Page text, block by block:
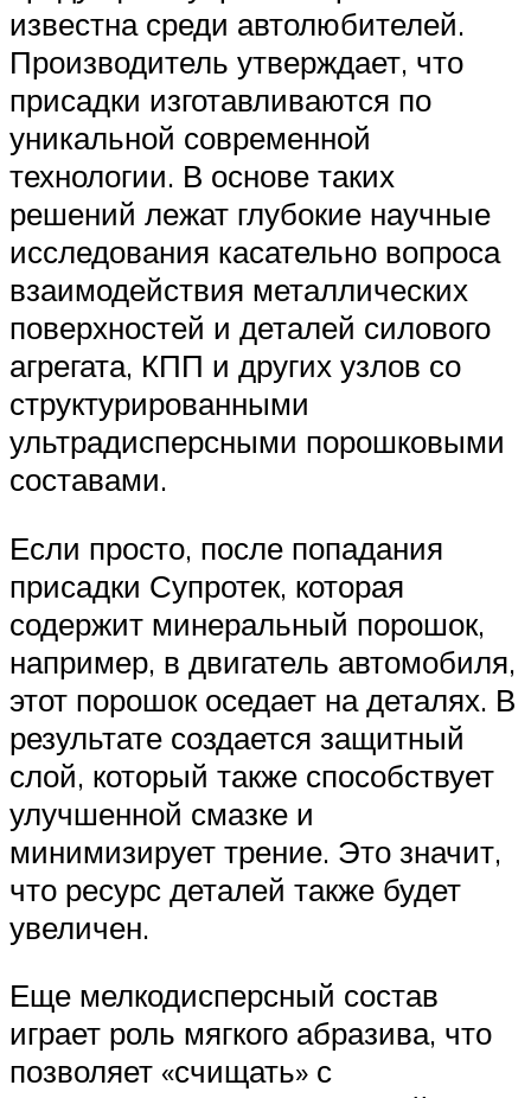
известна среди автолюбителей.
Производитель утверждает, что
присадки изготавливаются по
уникальной современной
технологии. В основе таких
решений лежат глубокие научные
исследования касательно вопроса
взаимодействия металлических
поверхностей и деталей силового
агрегата, КПП и других узлов со
структурированными
ультрадисперсными порошковыми
составами.
Если просто, после попадания
присадки Супротек, которая
содержит минеральный порошок,
например, в двигатель автомобиля,
этот порошок оседает на деталях. В
результате создается защитный
слой, который также способствует
улучшенной смазке и
минимизирует трение. Это значит,
что ресурс деталей также будет
увеличен.
Еще мелкодисперсный состав
играет роль мягкого абразива, что
позволяет «счищать» с